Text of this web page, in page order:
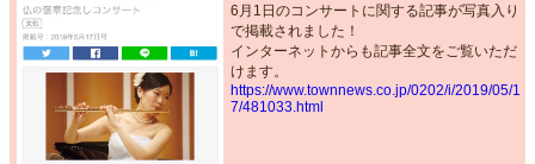
6月1日のコンサートに関する記事が写真入り
で掲載されました！
インターネットからも記事全文をご覧いただ
けます。
https://www.townnews.co.jp/0202/i/2019/05/1
7/481033.html